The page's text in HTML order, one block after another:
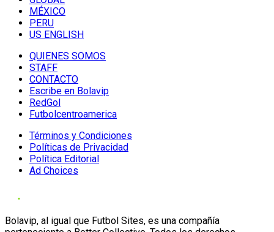
MÉXICO
PERU
US ENGLISH
QUIENES SOMOS
STAFF
CONTACTO
Escribe en Bolavip
RedGol
Futbolcentroamerica
Términos y Condiciones
Políticas de Privacidad
Política Editorial
Ad Choices
Bolavip, al igual que Futbol Sites, es una compañía